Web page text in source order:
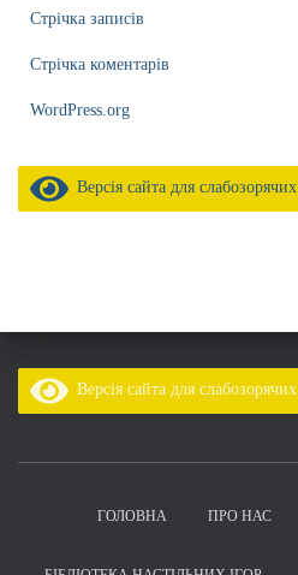
Стрічка записів
Стрічка коментарів
WordPress.org
Версія сайта для слабозорячих
Версія сайта для слабозорячих
ГОЛОВНА ПРО НАС